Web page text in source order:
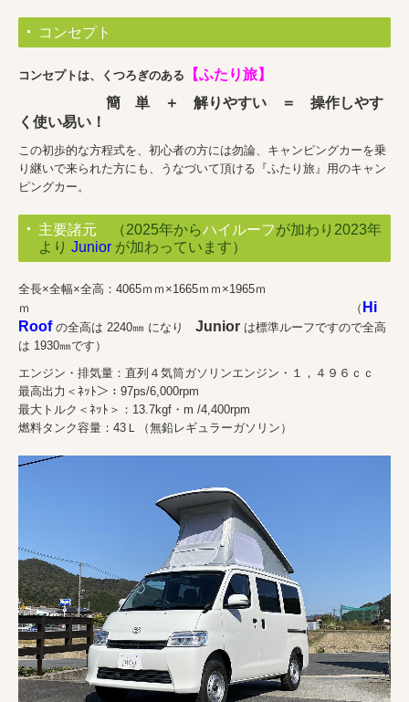
コンセプト
コンセプトは、くつろぎのある
【ふたり旅】
簡 単 ＋ 解りやすい ＝ 操作しやす
く使い易い！
この初歩的な方程式を、初心者の方には勿論、キャンピングカーを乗
り継いで来られた方にも、うなづいて頂ける『ふたり旅』用のキャン
ピングカー。
主要諸元 （2025年からハイルーフが加わり2023年
より Junior が加わっています）
全長×全幅×全高：4065ｍｍ×1665ｍｍ×1965ｍ
ｍ （ Hi
Roof の全高は 2240㎜ になり Junior は標準ルーフですので全高
は 1930㎜です）
エンジン・排気量：直列４気筒ガソリンエンジン・１，４９６ｃｃ
最高出力＜ﾈｯﾄ＞：97ps/6,000rpm
最大トルク＜ﾈｯﾄ＞：13.7kgf・m /4,400rpm
燃料タンク容量：43Ｌ（無鉛レギュラーガソリン）